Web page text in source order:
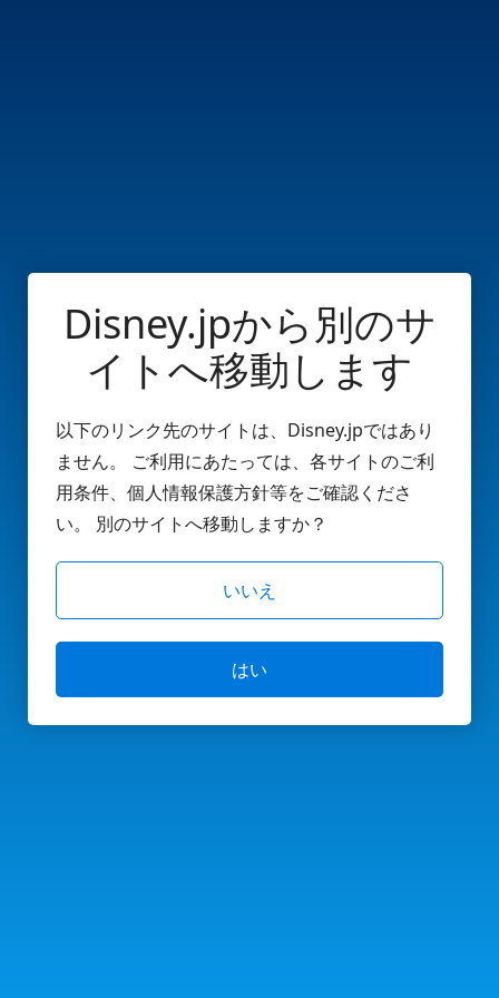
Disney.jpから別のサ
イトへ移動します
以下のリンク先のサイトは、Disney.jpではあり
ません。 ご利用にあたっては、各サイトのご利
用条件、個人情報保護方針等をご確認くださ
い。 別のサイトへ移動しますか？
いいえ
はい